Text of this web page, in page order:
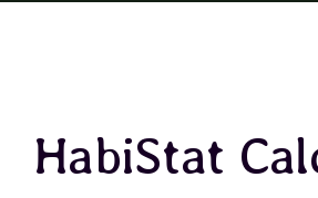
HabiStat